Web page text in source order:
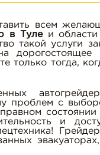
всем
в Тулеи области
такой услуги
дорогостоящее
только тогда,
проблем с
и